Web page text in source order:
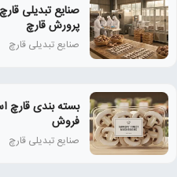
صنایع تبدیلی
پرورش قارچ
صنایع تبدیلی قارچ
بسته‌ بندی قارچ
فروش
صنایع تبدیلی قارچ